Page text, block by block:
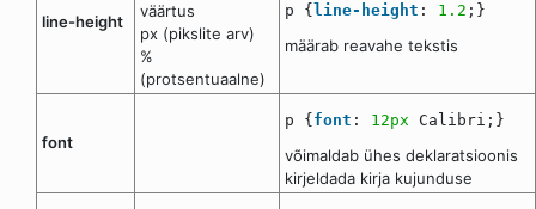
line-height
väärtus
px (pikslite arv)
%
(protsentuaalne)
p { line-height : 1.2 ;}
määrab reavahe tekstis
font
p { font : 12px Calibri;}
võimaldab ühes deklaratsioonis
kirjeldada kirja kujunduse